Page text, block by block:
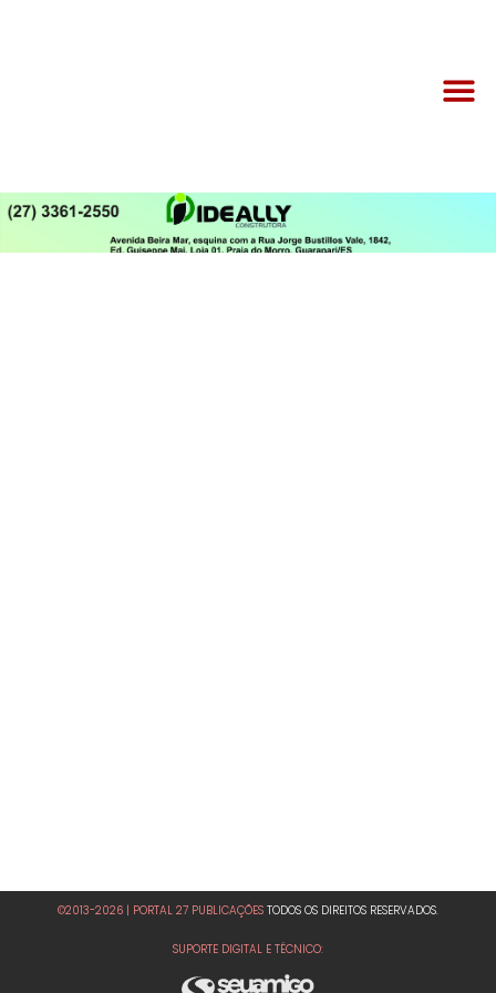
©2013-2026 | PORTAL 27 PUBLICAÇÕES TODOS OS DIREITOS RESERVADOS.
SUPORTE DIGITAL E TÉCNICO: